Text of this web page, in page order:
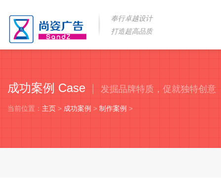
奉行卓越设计
打造超高品质
成功案例 Case 发掘品牌特质，促就独特创意
当前位置： 主页 > 成功案例 > 制作案例 >